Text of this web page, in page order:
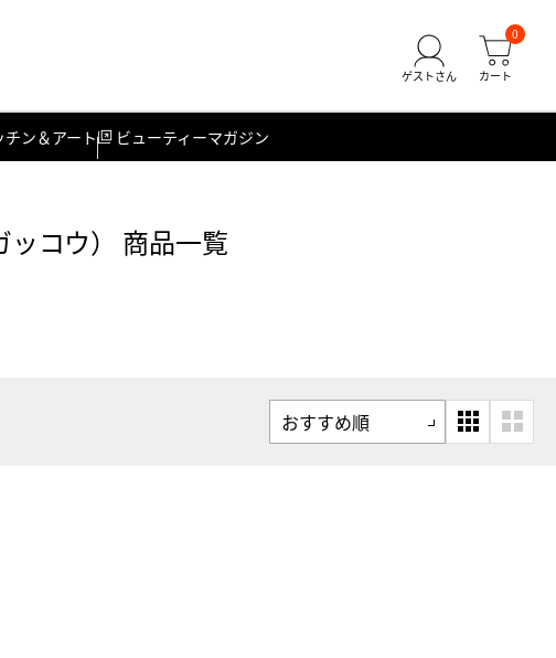
0
ン＆アート ビューティーマガジン
コウ） 商品一覧